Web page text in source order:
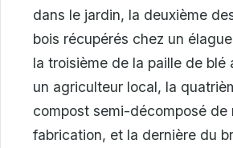
dans le jardin, la deuxième
bois récupérés chez un
la troisième de la paille de blé
un agriculteur local, la
compost semi-décomposé de
fabrication, et la dernière du